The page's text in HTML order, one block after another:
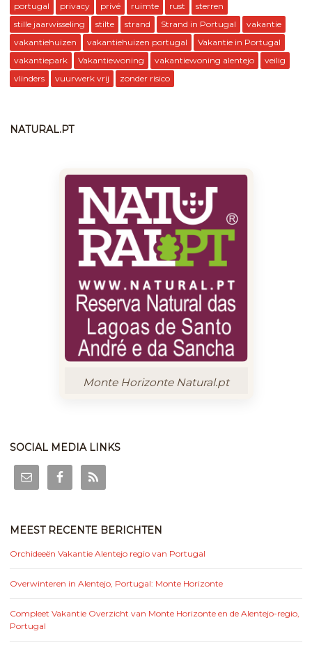
portugal
privacy privé ruimte rust
sterren
stille jaarwisseling
stilte strand Strand in Portugal
vakantie
vakantiehuizen
vakantiehuizen portugal
Vakantie in Portugal
vakantiepark
Vakantiewoning vakantiewoning alentejo
veilig
vlinders
vuurwerk vrij zonder risico
NATURAL.PT
Monte Horizonte Natural.pt
SOCIAL MEDIA LINKS
MEEST RECENTE BERICHTEN
Orchideeën Vakantie Alentejo regio van Portugal
Overwinteren in Alentejo, Portugal: Monte Horizonte
Compleet Vakantie Overzicht van Monte Horizonte en de Alentejo-regio,
Portugal